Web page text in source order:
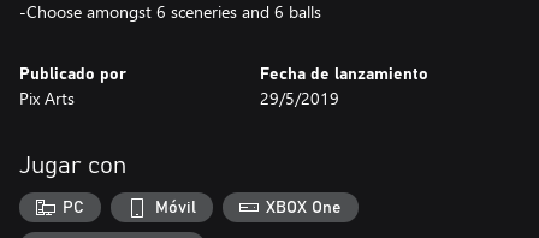
Publicado por
Pix Arts
Fecha de lanzamiento
29/5/2019
Jugar con
PC Móvil XBOX One